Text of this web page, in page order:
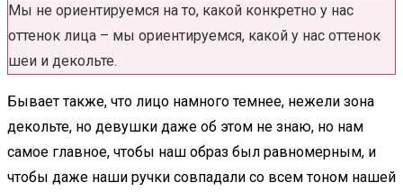
Мы не ориентируемся на то, какой конкретно у нас
оттенок лица – мы ориентируемся, какой у нас оттенок
шеи и декольте.
Бывает также, что лицо намного темнее, нежели зона
декольте, но девушки даже об этом не знаю, но нам
самое главное, чтобы наш образ был равномерным, и
чтобы даже наши ручки совпадали со всем тоном нашей